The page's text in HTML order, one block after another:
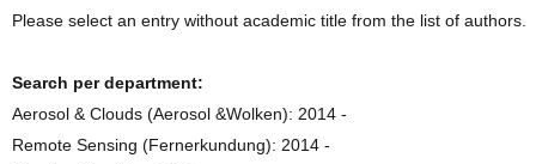
Please select an entry without academic title from the list of authors.
Search per department:
Aerosol & Clouds (Aerosol &Wolken): 2014 -
Remote Sensing (Fernerkundung): 2014 -